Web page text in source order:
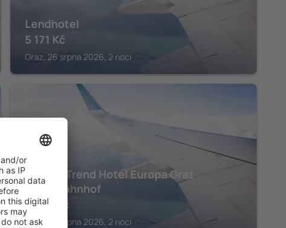
Lendhotel
5 171 Kč
Graz, 26 srpna 2026, 2 noci
Austria Trend Hotel Europa Graz
Hauptbahnhof
3 606
Kč
Graz, 26 srpna 2026, 2 noci